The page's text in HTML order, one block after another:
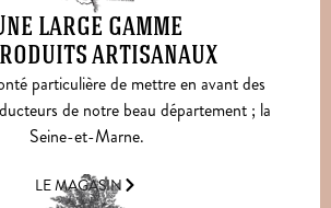
large gamme
artisanaux
particulière de mettre en avant des
de notre beau département ; la
Seine-et-Marne.
LE MAGASIN